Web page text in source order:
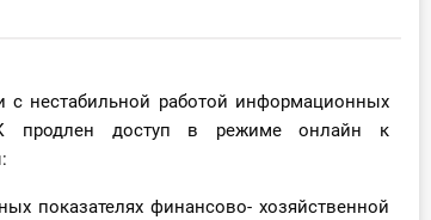
с нестабильной работой информационных
продлен доступ в режиме онлайн к
показателях финансово- хозяйственной